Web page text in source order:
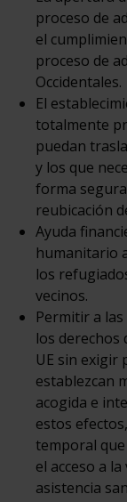
proceso de
el
proceso de
Occidentales.
El
totalmente
puedan
y los que
forma
reubicación
Ayuda
humanitario
los
vecinos.
Permitir a
los
UE sin exigir
establezcan
acogida e
estos
temporal
el acceso a
asistencia